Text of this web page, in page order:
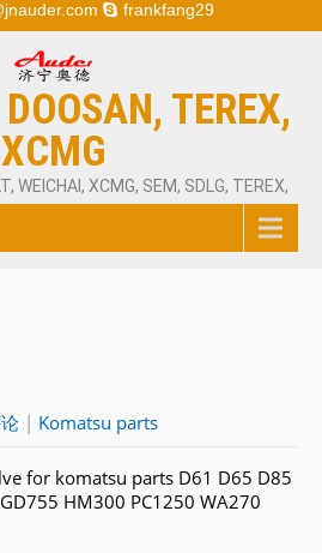
frankfang29
TEREX,
XCMG
WEICHAI, XCMG, SEM, SDLG, TEREX,
| Komatsu parts
for komatsu parts D61 D65 D85
HM300 PC1250 WA270